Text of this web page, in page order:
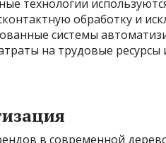
технологии
обработку и
системы
на трудовые
в современной